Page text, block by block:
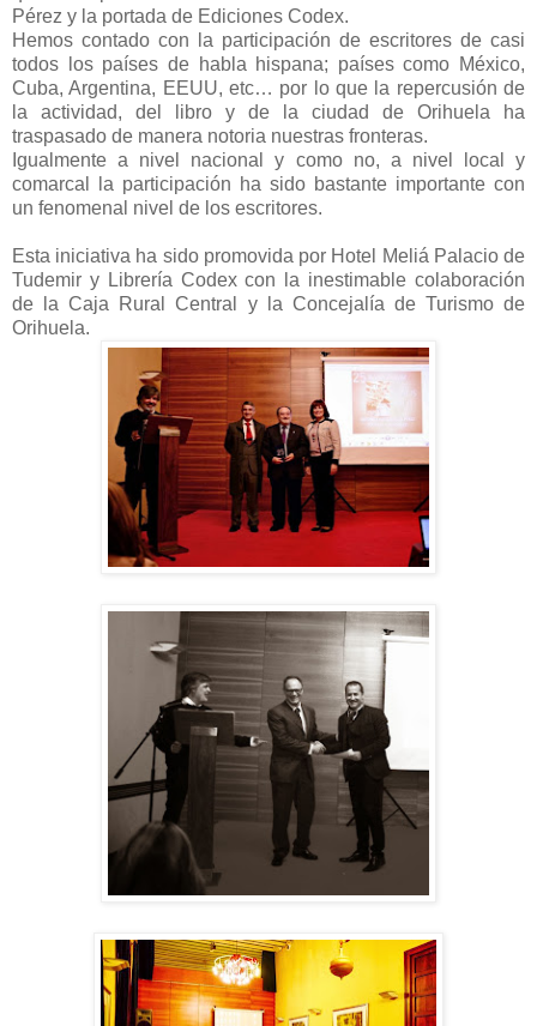
Pérez y la portada de Ediciones Codex.
Hemos contado con la participación de escritores de casi
todos los países de habla hispana; países como México,
Cuba, Argentina, EEUU, etc… por lo que la repercusión de
la actividad, del libro y de la ciudad de Orihuela ha
traspasado de manera notoria nuestras fronteras.
Igualmente a nivel nacional y como no, a nivel local y
comarcal la participación ha sido bastante importante con
un fenomenal nivel de los escritores.
Esta iniciativa ha sido promovida por Hotel Meliá Palacio de
Tudemir y Librería Codex con la inestimable colaboración
de la Caja Rural Central y la Concejalía de Turismo de
Orihuela.